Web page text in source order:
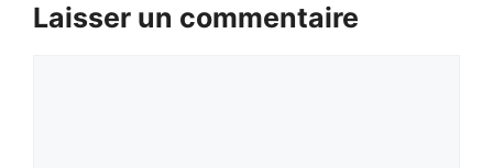
Laisser un commentaire